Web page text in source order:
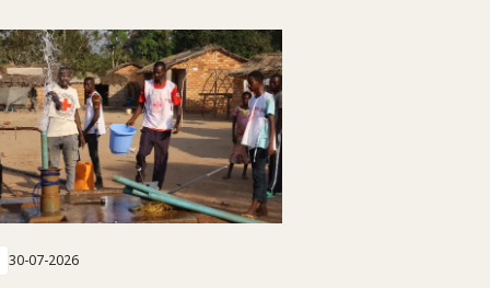
30-07-2026